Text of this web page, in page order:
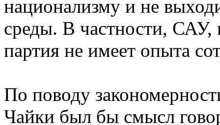
национализму и не
среды. В частности, САУ,
партия не имеет опыта
По поводу
Чайки был бы смысл